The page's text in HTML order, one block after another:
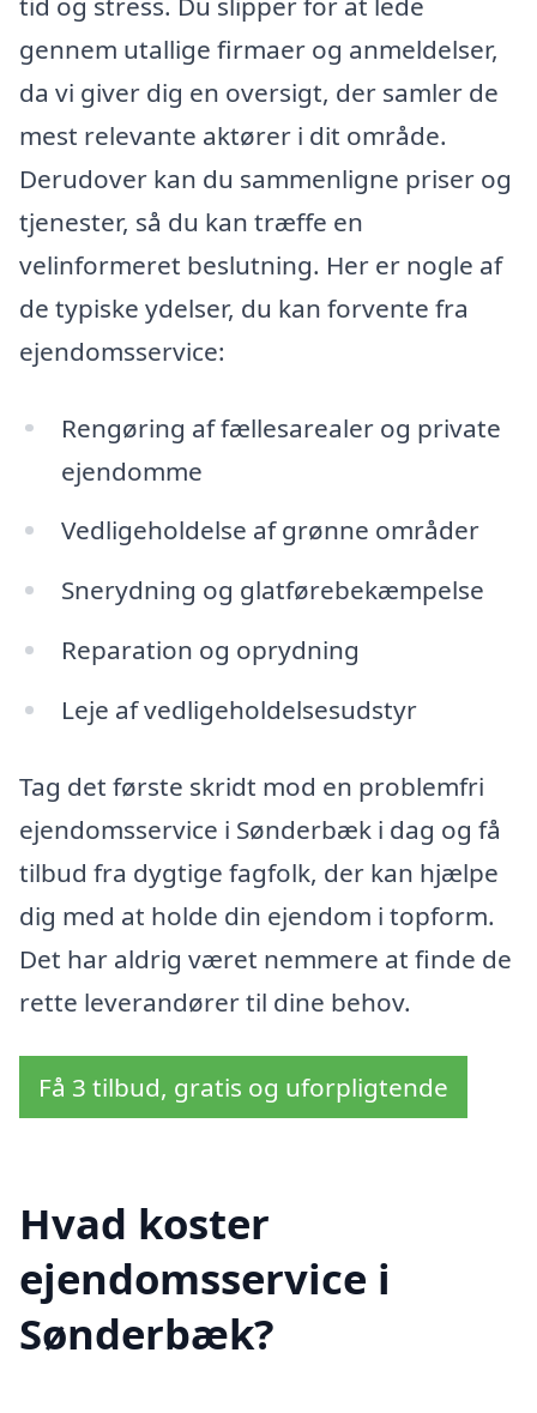
gennem utallige firmaer og anmeldelser,
da vi giver dig en oversigt, der samler de
mest relevante aktører i dit område.
Derudover kan du sammenligne priser og
tjenester, så du kan træffe en
velinformeret beslutning. Her er nogle af
de typiske ydelser, du kan forvente fra
ejendomsservice:
Rengøring af fællesarealer og private
ejendomme
Vedligeholdelse af grønne områder
Snerydning og glatførebekæmpelse
Reparation og oprydning
Leje af vedligeholdelsesudstyr
Tag det første skridt mod en problemfri
ejendomsservice i Sønderbæk i dag og få
tilbud fra dygtige fagfolk, der kan hjælpe
dig med at holde din ejendom i topform.
Det har aldrig været nemmere at finde de
rette leverandører til dine behov.
Få 3 tilbud, gratis og uforpligtende
Hvad koster
ejendomsservice i
Sønderbæk?